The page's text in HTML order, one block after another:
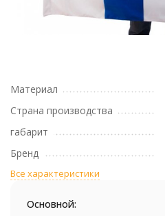
Материал
Страна производства
габарит
Бренд
Все характеристики
Основной: